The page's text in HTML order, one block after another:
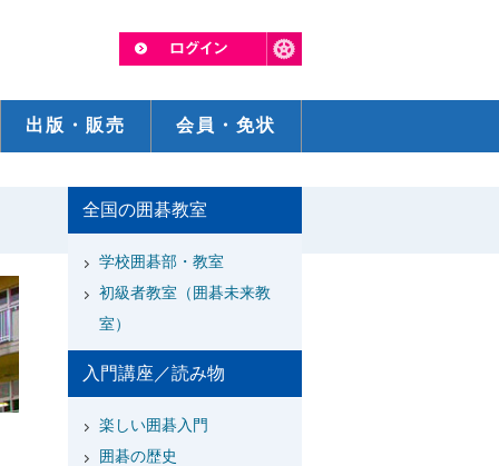
出版・販売 会員・免状
全国の囲碁教室
学校囲碁部・教室
初級者教室（囲碁未来教
室）
入門講座／読み物
楽しい囲碁入門
囲碁の歴史